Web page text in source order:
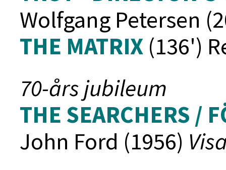
Wolfgang Petersen
THE MATRIX (136')
70-års jubileum
THE SEARCHERS /
John Ford (1956)